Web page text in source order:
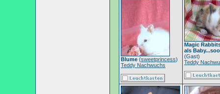
Blume (sweetprincess)
Teddy Nachwuchs
Magic
als
(Gast)
Teddy